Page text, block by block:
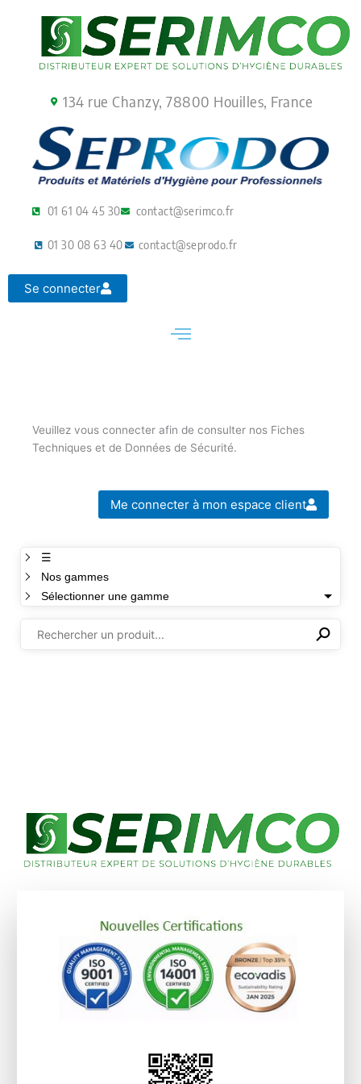
134 rue Chanzy, 78800 Houilles, France
01 61 04 45 30 contact@serimco.fr
01 30 08 63 40 contact@seprodo.fr
Se connecter
Veuillez vous connecter afin de consulter nos Fiches
Techniques et de Données de Sécurité.
Me connecter à mon espace client
☰
Nos gammes
Sélectionner une gamme
⚲